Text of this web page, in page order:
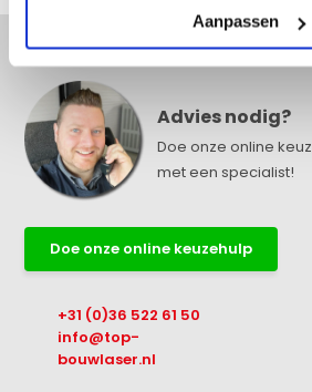
Aanpassen
Advies nodig?
Doe onze online
met een specialist!
Doe onze online keuzehulp
+31 (0)36 522 61 50
info@top-
bouwlaser.nl